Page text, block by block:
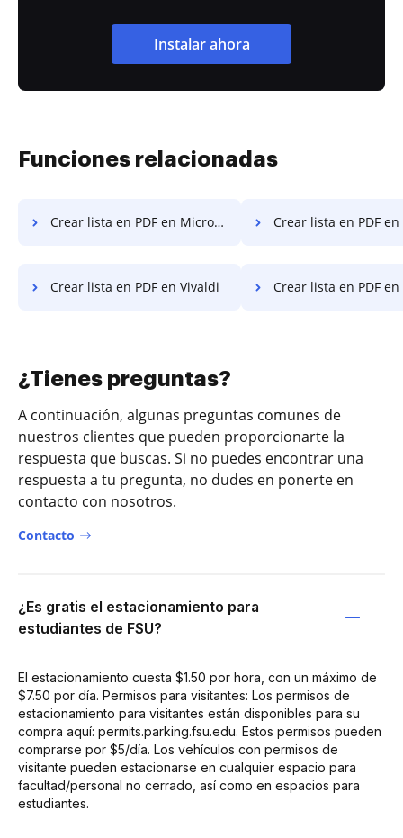
Instalar ahora
Funciones relacionadas
Crear lista en PDF en Microsoft Edge Crear lista en PDF
Crear lista en PDF en Vivaldi Crear lista en PDF en
¿Tienes preguntas?
A continuación, algunas preguntas comunes de
nuestros clientes que pueden proporcionarte la
respuesta que buscas. Si no puedes encontrar una
respuesta a tu pregunta, no dudes en ponerte en
contacto con nosotros.
Contacto
¿Es gratis el estacionamiento para
estudiantes de FSU?
El estacionamiento cuesta $1.50 por hora, con un máximo de
$7.50 por día. Permisos para visitantes: Los permisos de
estacionamiento para visitantes están disponibles para su
compra aquí: permits.parking.fsu.edu. Estos permisos pueden
comprarse por $5/día. Los vehículos con permisos de
visitante pueden estacionarse en cualquier espacio para
facultad/personal no cerrado, así como en espacios para
estudiantes.